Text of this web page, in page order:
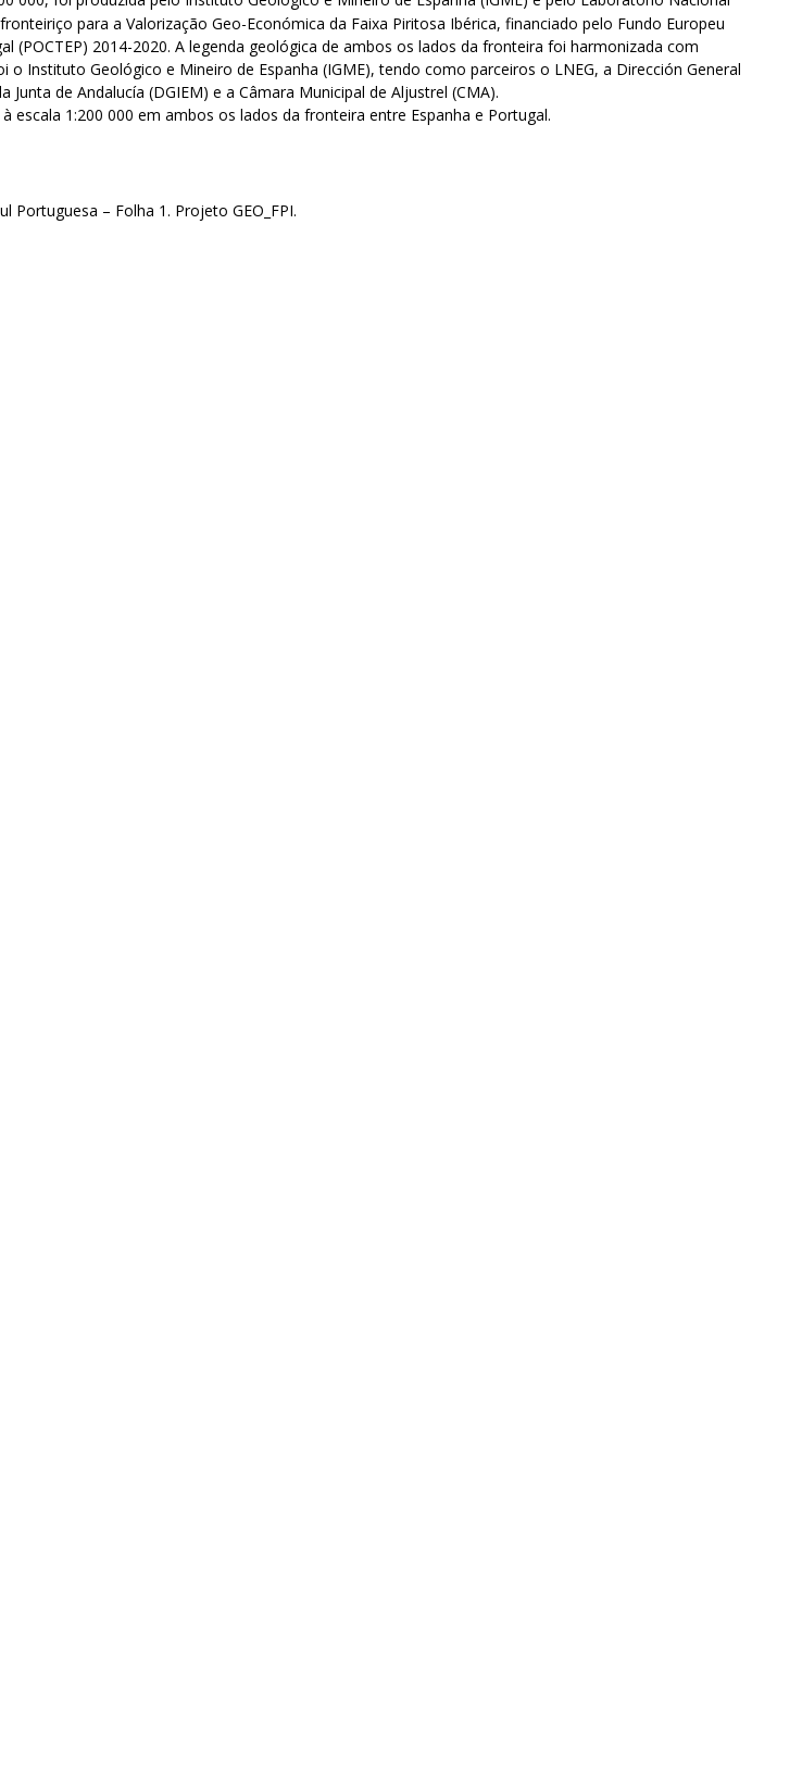
para a Valorização Geo-Económica da Faixa Piritosa Ibérica, financiado pelo Fundo Europeu
(POCTEP) 2014-2020. A legenda geológica de ambos os lados da fronteira foi harmonizada com
Instituto Geológico e Mineiro de Espanha (IGME), tendo como parceiros o LNEG, a Dirección General
de Andalucía (DGIEM) e a Câmara Municipal de Aljustrel (CMA).
1:200 000 em ambos os lados da fronteira entre Espanha e Portugal.
Portuguesa – Folha 1. Projeto GEO_FPI.